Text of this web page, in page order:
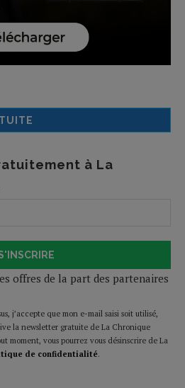
à La
offres de la part des partenaires
j’accepte que mon e-mail saisi soit utilisé,
la newsletter gratuite de La Chronique
moment, vous pourrez vous désinscrire de La
de confidentialité.